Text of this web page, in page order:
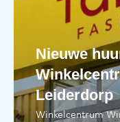
Nieuwe
Leiderdorp
Winkelcentrum